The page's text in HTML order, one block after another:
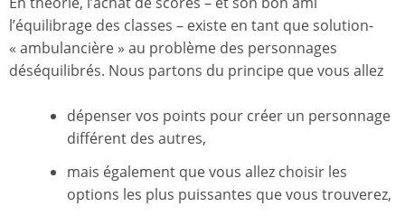
l’équilibrage des classes – existe en tant que solution-
« ambulancière » au problème des personnages
déséquilibrés. Nous partons du principe que vous allez
dépenser vos points pour créer un personnage
différent des autres,
mais également que vous allez choisir les
options les plus puissantes que vous trouverez,